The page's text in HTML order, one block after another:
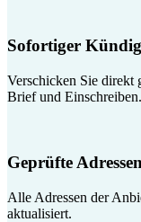
Sofortiger
Verschicken Sie direkt
Brief und Einschreiben.
Geprüfte Adressen
Alle Adressen der
aktualisiert.